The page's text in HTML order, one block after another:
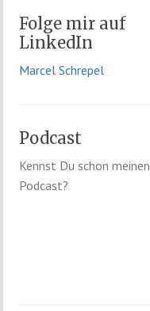
Folge mir auf
LinkedIn
Marcel Schrepel
Podcast
Kennst Du schon meinen
Podcast?